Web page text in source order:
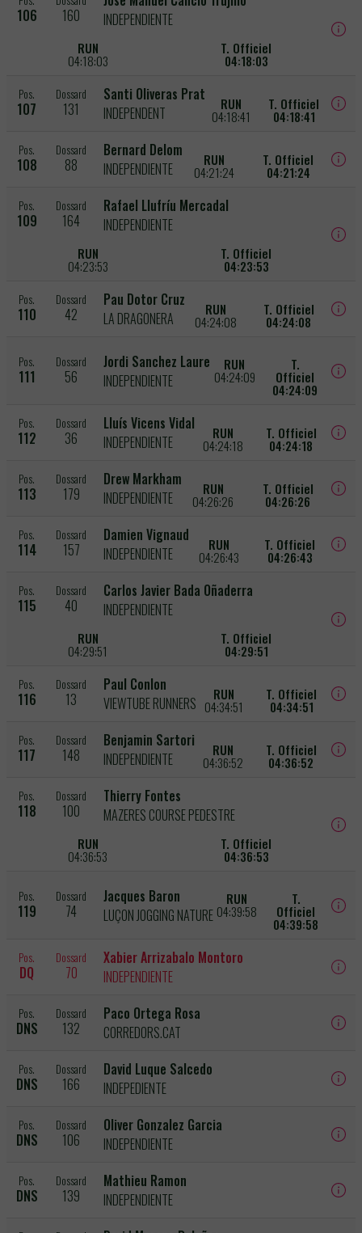
106 160
INDEPENDIENTE
RUN
04:18:03
T. Officiel
04:18:03
Pos.
107
Dossard
131
Santi Oliveras Prat
INDEPENDENT
RUN
04:18:41
T. Officiel
04:18:41
Pos.
108
Dossard
88
Bernard Delom
INDEPENDIENTE
RUN
04:21:24
T. Officiel
04:21:24
Pos.
109
Dossard
164
Rafael Llufríu Mercadal
INDEPENDIENTE
RUN
04:23:53
T. Officiel
04:23:53
Pos.
110
Dossard
42
Pau Dotor Cruz
LA DRAGONERA
RUN
04:24:08
T. Officiel
04:24:08
Pos.
111
Dossard
56
Jordi Sanchez Laure
INDEPENDIENTE
RUN
04:24:09
T.
Officiel
04:24:09
Pos.
112
Dossard
36
Lluís Vicens Vidal
INDEPENDIENTE
RUN
04:24:18
T. Officiel
04:24:18
Pos.
113
Dossard
179
Drew Markham
INDEPENDIENTE
RUN
04:26:26
T. Officiel
04:26:26
Pos.
114
Dossard
157
Damien Vignaud
INDEPENDIENTE
RUN
04:26:43
T. Officiel
04:26:43
Pos.
115
Dossard
40
Carlos Javier Bada Oñaderra
INDEPENDIENTE
RUN
04:29:51
T. Officiel
04:29:51
Pos.
116
Dossard
13
Paul Conlon
VIEWTUBE RUNNERS
RUN
04:34:51
T. Officiel
04:34:51
Pos.
117
Dossard
148
Benjamin Sartori
INDEPENDIENTE
RUN
04:36:52
T. Officiel
04:36:52
Pos.
118
Dossard
100
Thierry Fontes
MAZERES COURSE PEDESTRE
RUN
04:36:53
T. Officiel
04:36:53
Pos.
119
Dossard
74
Jacques Baron
LUÇON JOGGING NATURE
RUN
04:39:58
T.
Officiel
04:39:58
Pos.
DQ
Dossard
70
Xabier Arrizabalo Montoro
INDEPENDIENTE
Pos.
DNS
Dossard
132
Paco Ortega Rosa
CORREDORS.CAT
Pos.
DNS
Dossard
166
David Luque Salcedo
INDEPEDIENTE
Pos.
DNS
Dossard
106
Oliver Gonzalez Garcia
INDEPENDIENTE
Pos.
DNS
Dossard
139
Mathieu Ramon
INDEPENDIENTE